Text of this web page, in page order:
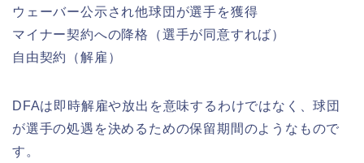
ウェーバー公示され他球団が選手を獲得
マイナー契約への降格（選手が同意すれば）
自由契約（解雇）
DFAは即時解雇や放出を意味するわけではなく、球団
が選手の処遇を決めるための保留期間のようなもので
す。